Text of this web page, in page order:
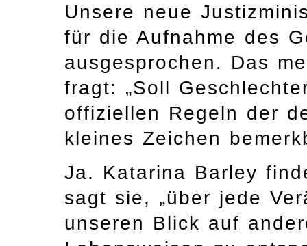
Unsere neue
für die Aufnahme des
ausgesprochen. Das
fragt: „Soll
offiziellen Regeln der
kleines Zeichen
Ja. Katarina Barley
sagt sie, „über jede
unseren Blick auf